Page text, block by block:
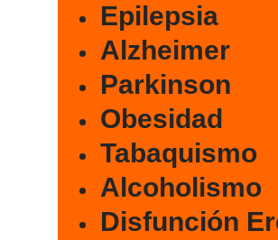
Epilepsia
Alzheimer
Parkinson
Obesidad
Tabaquismo
Alcoholismo
Disfunción